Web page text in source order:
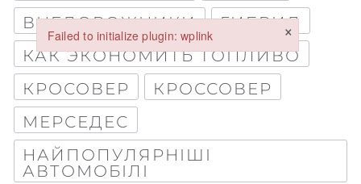
ВНЕДОРОЖНИКИ
ГИБРИД
КАК ЭКОНОМИТЬ ТОПЛИВО
КРОСОВЕР
КРОССОВЕР
МЕРСЕДЕС
НАЙПОПУЛЯРНІШІ
АВТОМОБІЛІ
Обкладинка
Failed to initialize plugin: wplink ×
Failed to initialize plugin: wplink